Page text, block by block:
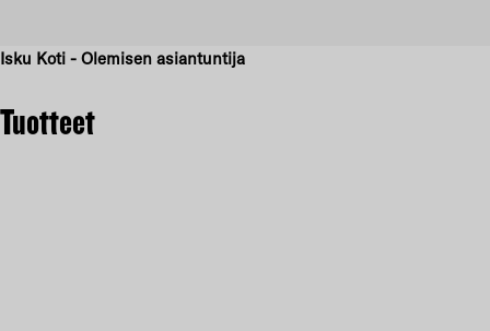
Isku Koti - Olemisen asiantuntija
Tuotteet